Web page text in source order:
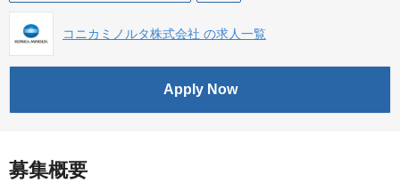
コニカミノルタ株式会社 の求人一覧
Apply Now
募集概要